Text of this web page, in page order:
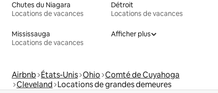
Chutes du Niagara
Locations de vacances
Détroit
Locations de vacances
Mississauga
Locations de vacances
Afficher plus
Airbnb États-Unis Ohio Comté de Cuyahoga
Cleveland Locations de grandes demeures